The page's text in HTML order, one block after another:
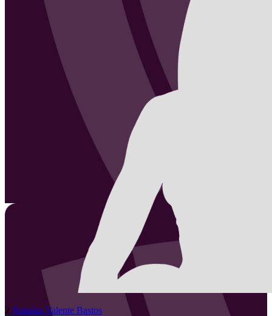
2 Natasha Valente Bastos